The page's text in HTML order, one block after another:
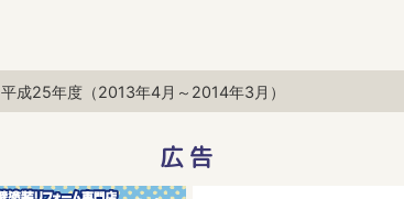
平成25年度（2013年4月～2014年3月）
広告